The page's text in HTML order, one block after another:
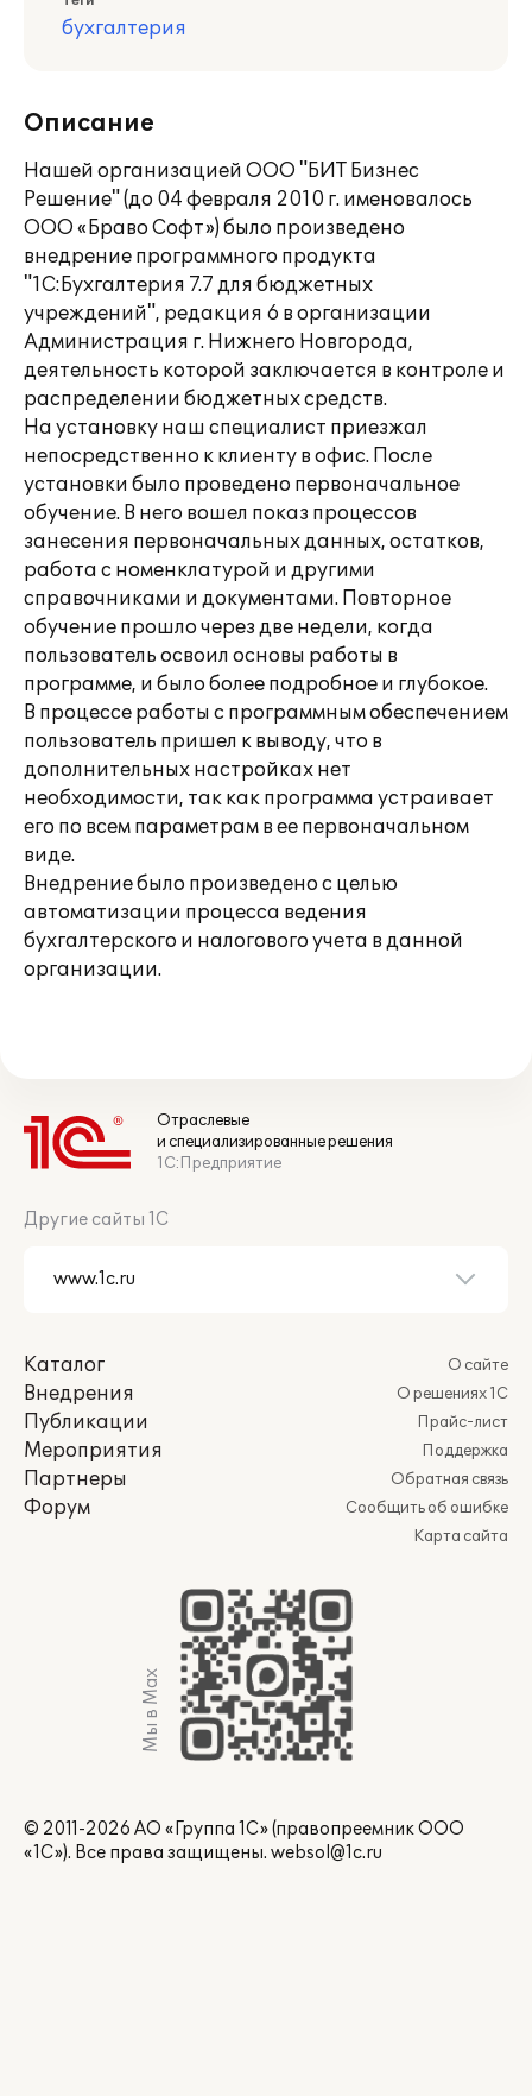
бухгалтерия
Описание
Нашей организацией ООО "БИТ Бизнес
Решение" (до 04 февраля 2010 г. именовалось
ООО «Браво Софт») было произведено
внедрение программного продукта
"1С:Бухгалтерия 7.7 для бюджетных
учреждений", редакция 6 в организации
Администрация г. Нижнего Новгорода,
деятельность которой заключается в контроле и
распределении бюджетных средств.
На установку наш специалист приезжал
непосредственно к клиенту в офис. После
установки было проведено первоначальное
обучение. В него вошел показ процессов
занесения первоначальных данных, остатков,
работа с номенклатурой и другими
справочниками и документами. Повторное
обучение прошло через две недели, когда
пользователь освоил основы работы в
программе, и было более подробное и глубокое.
В процессе работы с программным обеспечением
пользователь пришел к выводу, что в
дополнительных настройках нет
необходимости, так как программа устраивает
его по всем параметрам в ее первоначальном
виде.
Внедрение было произведено с целью
автоматизации процесса ведения
бухгалтерского и налогового учета в данной
организации.
Отраслевые
и специализированные решения
1С:Предприятие
Другие сайты 1С
Каталог
Внедрения
Публикации
Мероприятия
Партнеры
Форум
О сайте
О решениях 1С
Прайс-лист
Поддержка
Обратная связь
Сообщить об ошибке
Карта сайта
Мы в Max
© 2011-2026 АО «Группа 1С» (правопреемник ООО
«1С»). Все права защищены. websol@1c.ru